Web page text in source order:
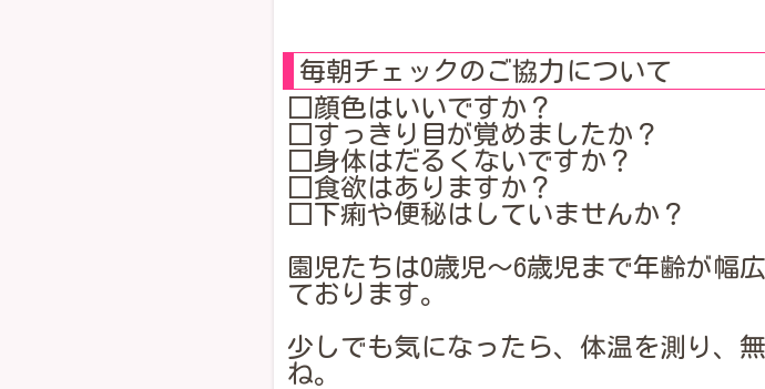
毎朝チェックのご協力について
□顔色はいいですか？
□すっきり目が覚めましたか？
□身体はだるくないですか？
□食欲はありますか？
□下痢や便秘はしていませんか？
園児たちは0歳児〜6歳児まで年齢が幅
ております。
少しでも気になったら、体温を測り、
ね。